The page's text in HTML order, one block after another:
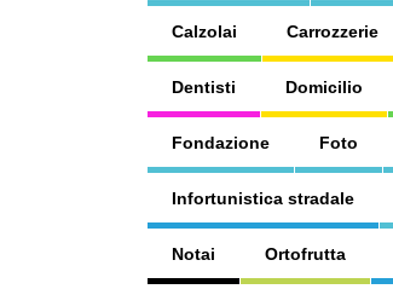
Calzolai Carrozzerie
Dentisti Domicilio
Fondazione Foto
Infortunistica stradale
Notai Ortofrutta